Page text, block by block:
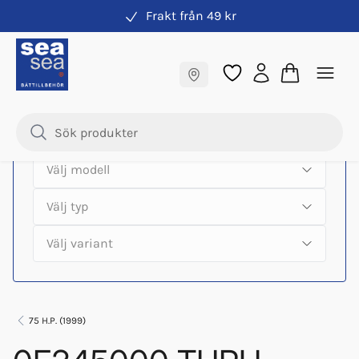
Frakt från 49 kr
Samma pris online & i butik
Hitta rätt produkter till din båtmotor
75 H.P. (1999)